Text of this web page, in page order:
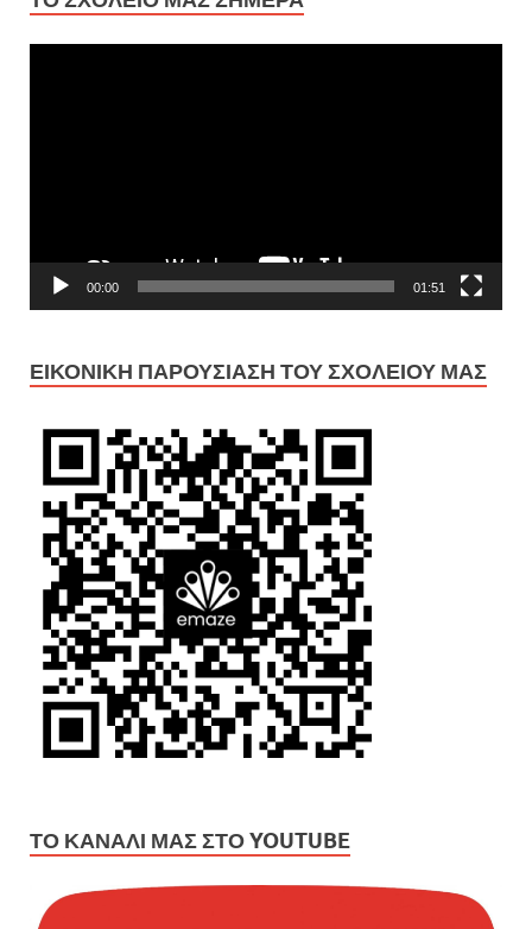
00:00 01:51
ΕΙΚΟΝΙΚΉ ΠΑΡΟΥΣΊΑΣΗ ΤΟΥ ΣΧΟΛΕΊΟΥ ΜΑΣ
ΤΟ ΚΑΝΆΛΙ ΜΑΣ ΣΤΟ YOUTUBE